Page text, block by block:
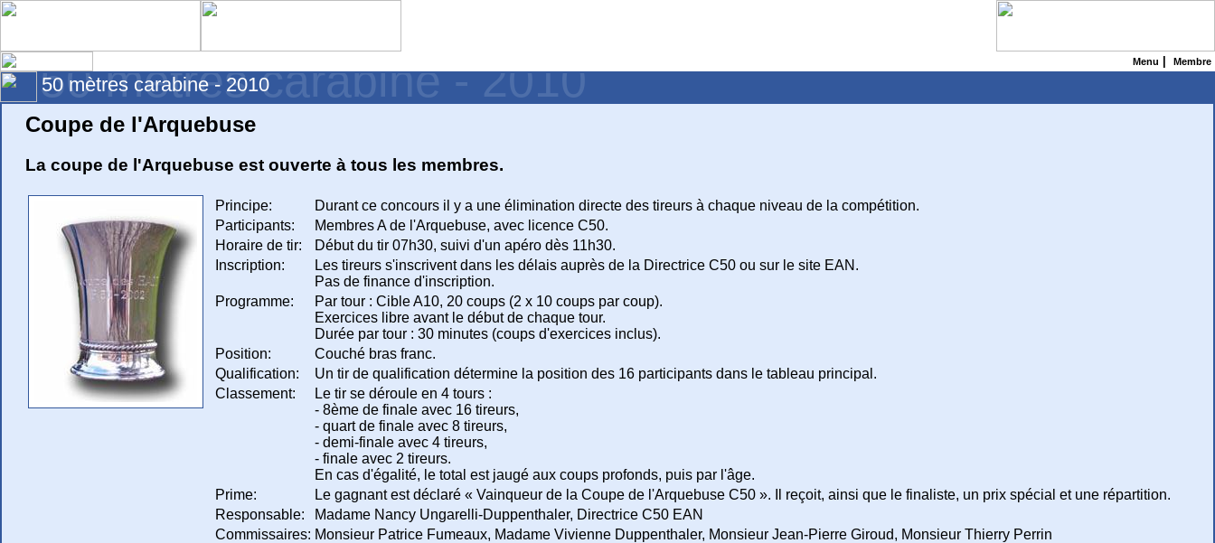
Menu Membre
50 mètres carabine - 2010
50 mètres carabine - 2010
Coupe de l'Arquebuse
La coupe de l'Arquebuse est ouverte à tous les membres.
Principe:
Durant ce concours il y a une élimination directe des tireurs à chaque niveau de la compétition.
Participants:
Membres A de l'Arquebuse, avec licence C50.
Horaire de tir:
Début du tir 07h30, suivi d'un apéro dès 11h30.
Inscription:
Les tireurs s'inscrivent dans les délais auprès de la Directrice C50 ou sur le site EAN.
Pas de finance d'inscription.
Programme:
Par tour : Cible A10, 20 coups (2 x 10 coups par coup).
Exercices libre avant le début de chaque tour.
Durée par tour : 30 minutes (coups d'exercices inclus).
Position:
Couché bras franc.
Qualification:
Un tir de qualification détermine la position des 16 participants dans le tableau principal.
Classement:
Le tir se déroule en 4 tours :
- 8ème de finale avec 16 tireurs,
- quart de finale avec 8 tireurs,
- demi-finale avec 4 tireurs,
- finale avec 2 tireurs.
En cas d'égalité, le total est jaugé aux coups profonds, puis par l'âge.
Prime:
Le gagnant est déclaré « Vainqueur de la Coupe de l'Arquebuse C50 ». Il reçoit, ainsi que le finaliste, un prix spécial et une répartition.
Responsable:
Madame Nancy Ungarelli-Duppenthaler, Directrice C50 EAN
Commissaires: Monsieur Patrice Fumeaux, Madame Vivienne Duppenthaler, Monsieur Jean-Pierre Giroud, Monsieur Thierry Perrin